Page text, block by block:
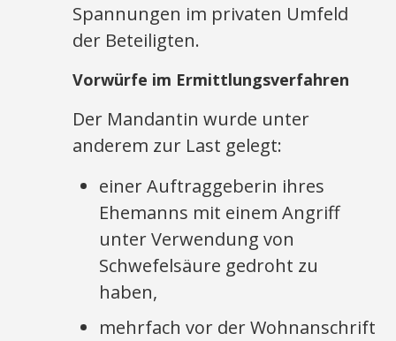
Spannungen im privaten Umfeld
der Beteiligten.
Vorwürfe im Ermittlungsverfahren
Der Mandantin wurde unter
anderem zur Last gelegt:
einer Auftraggeberin ihres
Ehemanns mit einem Angriff
unter Verwendung von
Schwefelsäure gedroht zu
haben,
mehrfach vor der Wohnanschrift